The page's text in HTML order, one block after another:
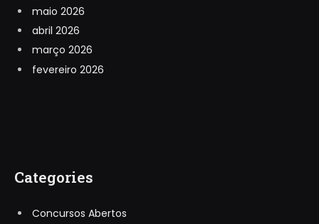
maio 2026
abril 2026
março 2026
fevereiro 2026
Categories
Concursos Abertos